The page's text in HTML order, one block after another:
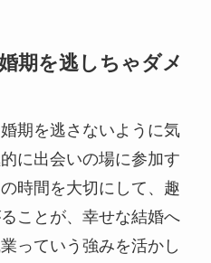
期を逃しちゃダメ
期を逃さないように気
に出会いの場に参加す
時間を大切にして、趣
ことが、幸せな結婚へ
っていう強みを活かし